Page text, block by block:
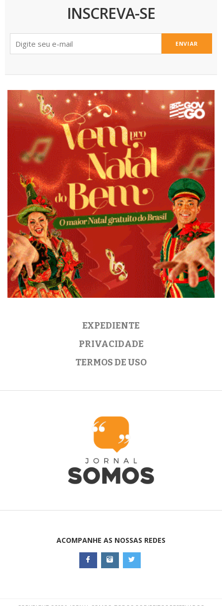
INSCREVA-SE
ENVIAR
EXPEDIENTE
PRIVACIDADE
TERMOS DE USO
ACOMPANHE AS NOSSAS REDES